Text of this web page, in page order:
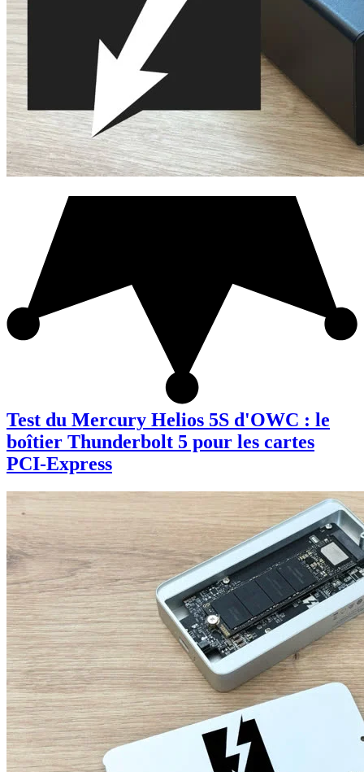
Test du Mercury Helios 5S d'OWC : le
boîtier Thunderbolt 5 pour les cartes
PCI-Express